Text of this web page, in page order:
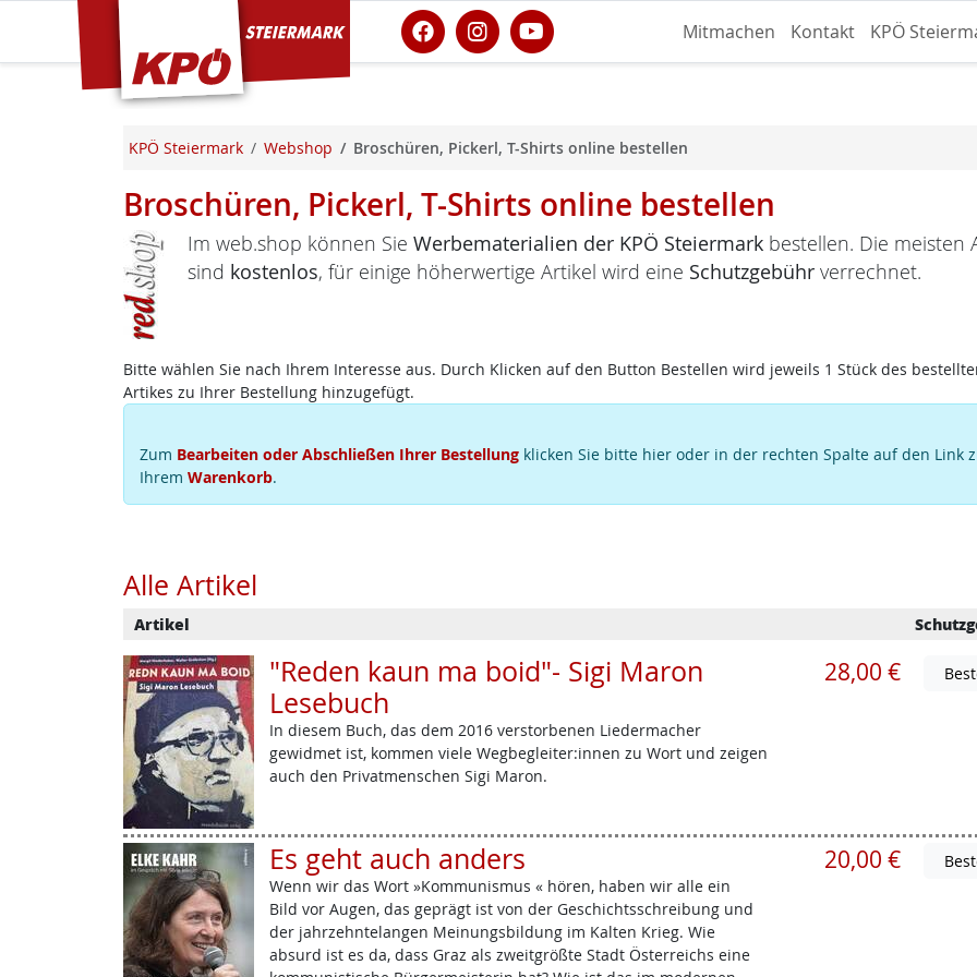
KPÖ Steiermark Mitmachen Kontakt KPÖ
KPÖ Steiermark Webshop Broschüren, Pickerl, T-Shirts online bestellen
Broschüren, Pickerl, T-Shirts online bestellen
Im web.shop können Sie Werbematerialien der KPÖ Steiermarkbestellen. Die meisten
sind kostenlos, für einige höherwertige Artikel wird eine Schutzgebührverrechnet.
Bitte wählen Sie nach Ihrem Interesse aus. Durch Klicken auf den Button Bestellen wird jeweils 1 Stück des
Artikes zu Ihrer Bestellung hinzugefügt.
Zum Bearbeiten oder Abschließen Ihrer Bestellungklicken Sie bitte hier oder in der rechten Spalte auf den Link
Ihrem Warenkorb.
Alle Artikel
Artikel
"Reden kaun ma boid"- Sigi Maron
Lesebuch
In diesem Buch, das dem 2016 verstorbenen Liedermacher
gewidmet ist, kommen viele Wegbegleiter:innen zu Wort und zeigen
auch den Privatmenschen Sigi Maron.
28,00 €
Es geht auch anders
Wenn wir das Wort »Kommunismus « hören, haben wir alle ein
Bild vor Augen, das geprägt ist von der Geschichtsschreibung und
der jahrzehntelangen Meinungsbildung im Kalten Krieg. Wie
absurd ist es da, dass Graz als zweitgrößte Stadt Österreichs eine
20,00 €